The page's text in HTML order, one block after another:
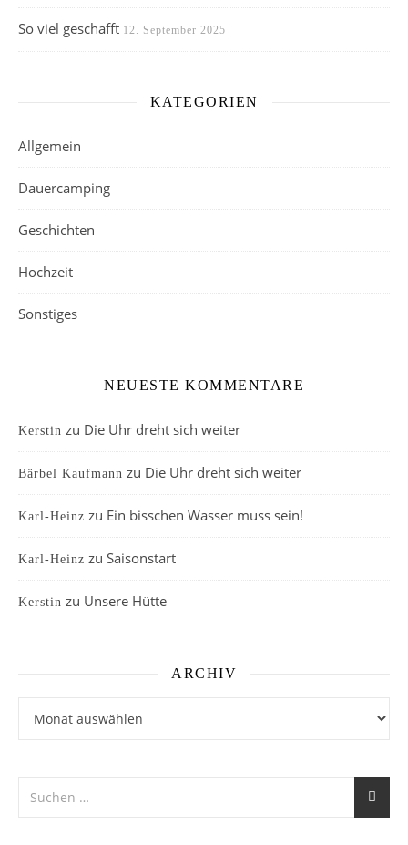
So viel geschafft 12. September 2025
KATEGORIEN
Allgemein
Dauercamping
Geschichten
Hochzeit
Sonstiges
NEUESTE KOMMENTARE
Kerstin zu Die Uhr dreht sich weiter
Bärbel Kaufmann zu Die Uhr dreht sich weiter
Karl-Heinz zu Ein bisschen Wasser muss sein!
Karl-Heinz zu Saisonstart
Kerstin zu Unsere Hütte
ARCHIV